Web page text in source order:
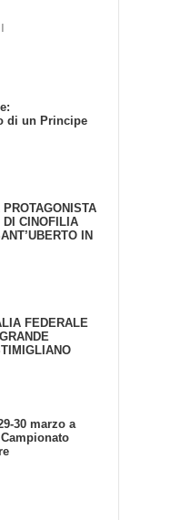
di un Principe
CINOFILIA
IN
FEDERALE
30 marzo a
Arci Caccia
Cinofilia
del cane da